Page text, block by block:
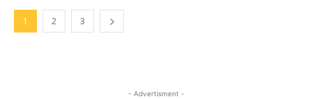
1 2 3
- Advertisment -